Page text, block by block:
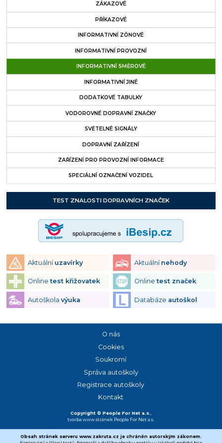
ZÁKAZOVÉ
PŘÍKAZOVÉ
INFORMATIVNÍ ZÓNOVÉ
INFORMATIVNÍ PROVOZNÍ
INFORMATIVNÍ SMĚROVÉ
INFORMATIVNÍ JINÉ
DODATKOVÉ TABULKY
VODOROVNÉ DOPRAVNÍ ZNAČKY
SVĚTELNÉ SIGNÁLY
DOPRAVNÍ ZAŘÍZENÍ
ZAŘÍZENÍ PRO PROVOZNÍ INFORMACE
SPECIÁLNÍ OZNAČENÍ VOZIDEL
TEST ZNALOSTI DOPRAVNÍCH ZNAČEK
Aktuální uzavírky Aktuální nehody
Onlinetest křižovatek Onlinetest značek
Autoškola výuka Databáze autoškol
Copyright © People For Net a.s.
tvorba www stránek People For Net a.s.
O nás
Cookies
Soukromí
Správa autoškoly
Registrace autoškoly
Kontakt
Obsah stránek serveru www.zakruta.cz je chráněn autorským zákonem.